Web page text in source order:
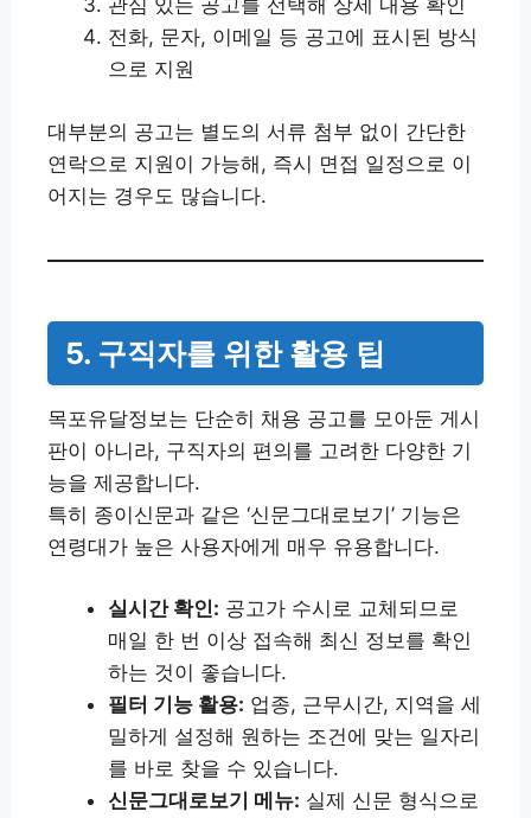
관심 있는 공고를 선택해 상세 내용 확인
전화, 문자, 이메일 등 공고에 표시된 방식
으로 지원
대부분의 공고는 별도의 서류 첨부 없이 간단한
연락으로 지원이 가능해, 즉시 면접 일정으로 이
어지는 경우도 많습니다.
5. 구직자를 위한 활용 팁
목포유달정보는 단순히 채용 공고를 모아둔 게시
판이 아니라, 구직자의 편의를 고려한 다양한 기
능을 제공합니다.
특히 종이신문과 같은 ‘신문그대로보기’ 기능은
연령대가 높은 사용자에게 매우 유용합니다.
실시간 확인: 공고가 수시로 교체되므로
매일 한 번 이상 접속해 최신 정보를 확인
하는 것이 좋습니다.
필터 기능 활용: 업종, 근무시간, 지역을 세
밀하게 설정해 원하는 조건에 맞는 일자리
를 바로 찾을 수 있습니다.
신문그대로보기 메뉴: 실제 신문 형식으로